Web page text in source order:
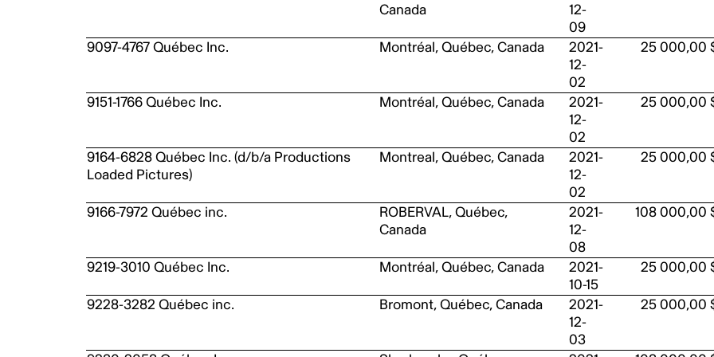
Canada
12-
09
9097-4767 Québec Inc. Montréal, Québec, Canada
2021-
12-
02
25 000,00
9151-1766 Québec Inc. Montréal, Québec, Canada
2021-
12-
02
25 000,00
9164-6828 Québec Inc. (d/b/a Productions
Loaded Pictures)
Montreal, Québec, Canada
2021-
12-
02
25 000,00
9166-7972 Québec inc.
ROBERVAL, Québec,
Canada
2021-
12-
08
108 000,00
9219-3010 Québec Inc. Montréal, Québec, Canada
2021-
10-15
25 000,00
9228-3282 Québec inc. Bromont, Québec, Canada
2021-
12-
03
25 000,00